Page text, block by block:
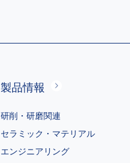
製品情報
研削・研磨関連
セラミック・マテリアル
エンジニアリング